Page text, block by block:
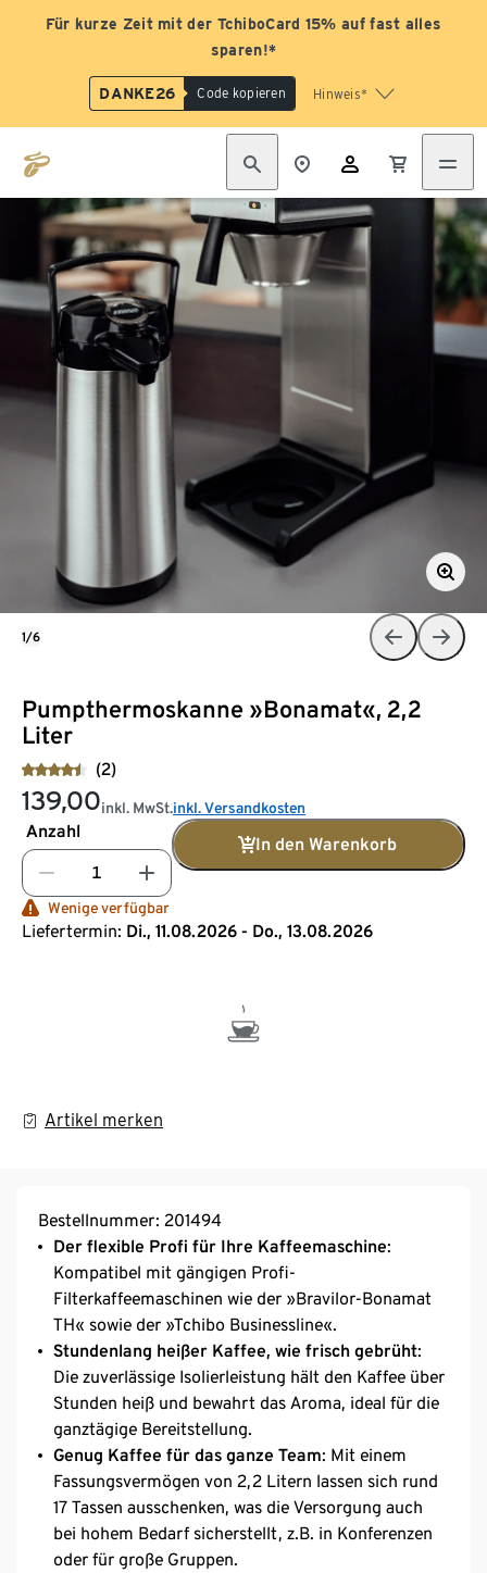
Für kurze Zeit mit der TchiboCard 15% auf fast alles
sparen!*
DANKE26 Code kopieren Hinweis*
Pumpthermoskanne »Bonamat«, 2,2
Liter
(2)
139,00inkl. MwSt.inkl. Versandkosten
Anzahl
In den Warenkorb
Wenige verfügbar
Liefertermin: Di., 11.08.2026 - Do., 13.08.2026
Artikel merken
1/6
Bestellnummer: 201494
Der flexible Profi für Ihre Kaffeemaschine:
Kompatibel mit gängigen Profi-
Filterkaffeemaschinen wie der »Bravilor-Bonamat
TH« sowie der »Tchibo Businessline«.
Stundenlang heißer Kaffee, wie frisch gebrüht:
Die zuverlässige Isolierleistung hält den Kaffee über
Stunden heiß und bewahrt das Aroma, ideal für die
ganztägige Bereitstellung.
Genug Kaffee für das ganze Team: Mit einem
Fassungsvermögen von 2,2 Litern lassen sich rund
17 Tassen ausschenken, was die Versorgung auch
bei hohem Bedarf sicherstellt, z.B. in Konferenzen
oder für große Gruppen.